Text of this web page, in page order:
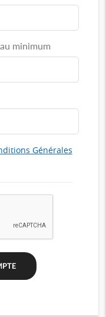
minimum
Générales